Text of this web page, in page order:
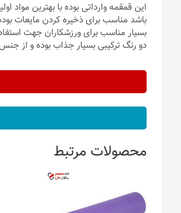
این قمقمه وارداتی بوده با بهترین مواد
دو رنگ ترکیبی بسیار جذاب بوده و از
محصولات مرتبط